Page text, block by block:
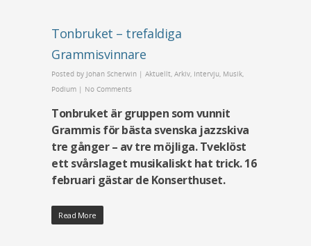
Tonbruket – trefaldiga
Grammisvinnare
Posted by Johan Scherwin | Aktuellt Arkiv Intervju Musik
Podium | No Comments
Tonbruket är gruppen som vunnit
Grammis för bästa svenska jazzskiva
tre gånger – av tre möjliga. Tveklöst
ett svårslaget musikaliskt hat trick. 16
februari gästar de Konserthuset.
Read More